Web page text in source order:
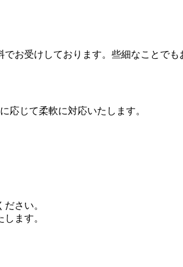
お受けしております。些細なことでも
応じて柔軟に対応いたします。
さい。
ます。